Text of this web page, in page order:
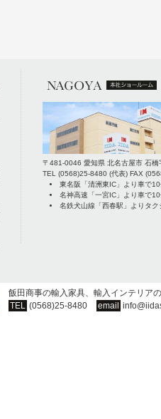
〒 481-0046 愛知県 北名古屋市 石橋
TEL (0568)25-8480 (代表) FAX
東名阪「清洲東IC」より車で
名神高速「一宮IC」より車で
名鉄犬山線「西春駅」よりタ
飯田商事の輸入家具、輸入インテリア
TEL (0568)25-8480 email